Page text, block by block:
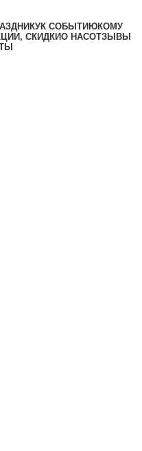
К СОБЫТИЮКОМУ
СКИДКИО НАСОТЗЫВЫ